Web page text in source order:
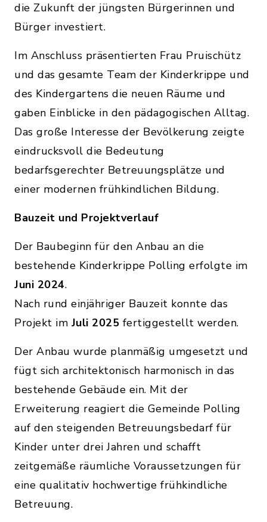
die Zukunft der jüngsten Bürgerinnen und
Bürger investiert.
Im Anschluss präsentierten Frau Pruischütz
und das gesamte Team der Kinderkrippe und
des Kindergartens die neuen Räume und
gaben Einblicke in den pädagogischen Alltag.
Das große Interesse der Bevölkerung zeigte
eindrucksvoll die Bedeutung
bedarfsgerechter Betreuungsplätze und
einer modernen frühkindlichen Bildung.
Bauzeit und Projektverlauf
Der Baubeginn für den Anbau an die
bestehende Kinderkrippe Polling erfolgte im
Juni 2024.
Nach rund einjähriger Bauzeit konnte das
Projekt im Juli 2025 fertiggestellt werden.
Der Anbau wurde planmäßig umgesetzt und
fügt sich architektonisch harmonisch in das
bestehende Gebäude ein. Mit der
Erweiterung reagiert die Gemeinde Polling
auf den steigenden Betreuungsbedarf für
Kinder unter drei Jahren und schafft
zeitgemäße räumliche Voraussetzungen für
eine qualitativ hochwertige frühkindliche
Betreuung.